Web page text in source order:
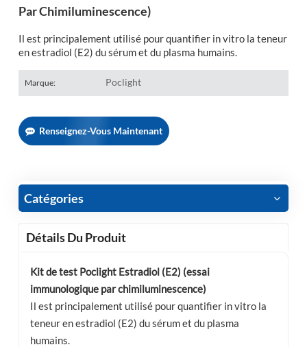
Par Chimiluminescence)
Il est principalement utilisé pour quantifier in vitro la teneur
en estradiol (E2) du sérum et du plasma humains.
Marque: Poclight
Renseignez-Vous Maintenant
Catégories
Détails Du Produit
Kit de test Poclight Estradiol (E2) (essai
immunologique par chimiluminescence)
Il est principalement utilisé pour quantifier in vitro la
teneur en estradiol (E2) du sérum et du plasma
humains.